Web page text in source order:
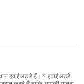
हवाईअड्डे हैं। ये हवाईअड्डे